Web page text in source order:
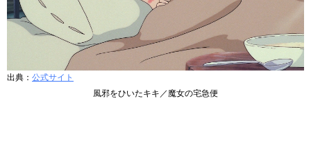
出典： 公式サイト
風邪をひいたキキ／魔女の宅急便